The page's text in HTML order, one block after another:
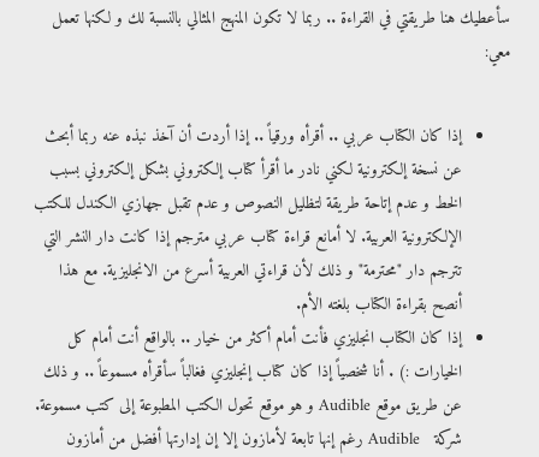
سأعطيك هنا طريقتي في القراءة .. ربما لا تكون المنهج المثالي بالنسبة لك و لكنها تعمل
معي:
إذا كان الكتاب عربي .. أقرأه ورقياً .. إذا أردت أن آخذ نبذه عنه ربما أبحث
عن نسخة إلكترونية لكني نادر ما أقرأ كتاب إلكتروني بشكل إلكتروني بسبب
الخط و عدم إتاحة طريقة لتظليل النصوص و عدم تقبل جهازي الكندل للكتب
الإلكترونية العربية. لا أمانع قراءة كتاب عربي مترجم إذا كانت دار النشر التي
تترجم دار "محترمة" و ذلك لأن قراءتي العربية أسرع من الانجليزية. مع هذا
أنصح بقراءة الكتاب بلغته الأم.
إذا كان الكتاب انجليزي فأنت أمام أكثر من خيار .. بالواقع أنت أمام كل
الخيارات :) . أنا شخصياً إذا كان كتاب إنجليزي فغالباً سأقرأه مسموعاً .. و ذلك
عن طريق موقع Audible و هو موقع تحول الكتب المطبوعة إلى كتب مسموعة.
شركة Audible رغم إنها تابعة لأمازون إلا إن إدارتها أفضل من أمازون